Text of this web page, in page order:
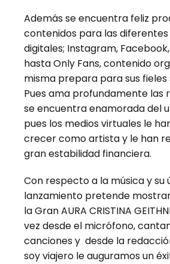
Además se encuentra feliz
contenidos para las
digitales; Instagram,
hasta Only Fans, contenido
misma prepara para sus fieles
Pues ama profundamente las
se encuentra enamorada del
pues los medios virtuales le
crecer como artista y le han
gran estabilidad financiera.
Con respecto a la música y su
lanzamiento pretende
la Gran AURA CRISTINA
vez desde el micrófono,
canciones y desde la
soy viajero le auguramos un